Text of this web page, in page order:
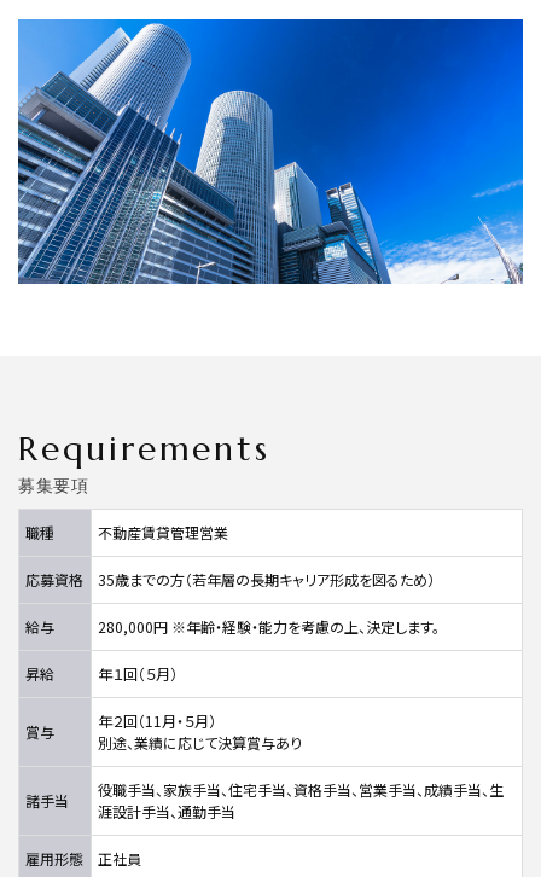
Requirements
募集要項
職種 不動産賃貸管理営業
応募資格 35歳までの方（若年層の長期キャリア形成を図るため）
給与 280,000円 ※年齢・経験・能力を考慮の上、決定します。
昇給 年１回（５月）
賞与
年２回（11月・５月）
別途、業績に応じて決算賞与あり
諸手当
役職手当、家族手当、住宅手当、資格手当、営業手当、成績手当、生
涯設計手当、通勤手当
雇用形態 正社員